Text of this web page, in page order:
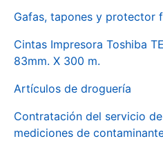
Gafas, tapones y protector
Cintas Impresora Toshiba
83mm. X 300 m.
Artículos de droguería
Contratación del servicio
mediciones de